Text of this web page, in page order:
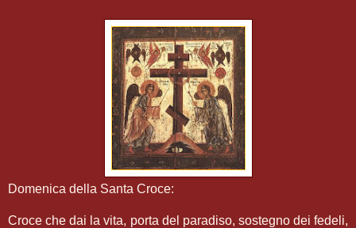
Domenica della Santa Croce:
Croce che dai la vita, porta del paradiso, sostegno dei fedeli,